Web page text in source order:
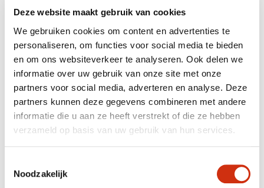
Deze website maakt gebruik van cookies
We gebruiken cookies om content en advertenties te
personaliseren, om functies voor social media te bieden
en om ons websiteverkeer te analyseren. Ook delen we
informatie over uw gebruik van onze site met onze
partners voor social media, adverteren en analyse. Deze
partners kunnen deze gegevens combineren met andere
informatie die u aan ze heeft verstrekt of die ze hebben
verzameld op basis van uw gebruik van hun services.
Noodzakelijk